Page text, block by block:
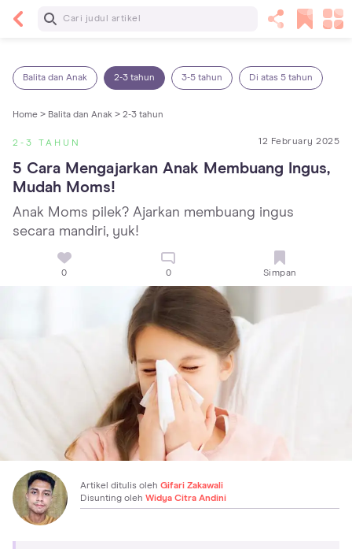
Baca Selanjutnya
Balita dan Anak 2-3 tahun 3-5 tahun Di atas 5 tahun
Home > Balita dan Anak > 2-3 tahun
2-3 TAHUN 12 February 2025
5 Cara Mengajarkan Anak Membuang Ingus,
Mudah Moms!
Anak Moms pilek? Ajarkan membuang ingus
secara mandiri, yuk!
0 0 Simpan
Artikel ditulis oleh Gifari Zakawali
Disunting oleh Widya Citra Andini